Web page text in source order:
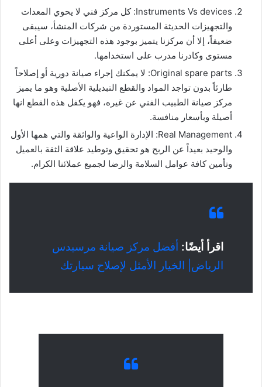
Instruments Vs devices: كل مركز فني لا يحوي المعدات
والتجهيزات الحديثة المستوردة من شركات المنشأ، سيبقى
ضعيفاً، إلا أن مركزنا يتميز بوجود هذه التجهيزات وعلى أعلى
مستوى وكادرنا مدرب على استخدامها.
Original spare parts: لا يمكنك إجراء صيانة دورية أو إصلاحاً
طارئاً بدون تواجد المواد والقطع التبديلية الأصلية وهو ما يميز
مركز صيانة الطبيب الفني عن غيره، فهو يكفل هذه القطع انها
أصيلة وبأسعار منافسة.
Real Management: الإدارة الواعية والواثقة والتي همها الأول
والوحيد بعيداً عن الربح هو تحقيق وتوطيد علاقة الثقة بالعميل
وتأمين كافة عوامل السلامة والرضا لجميع عملائنا الكرام.
اقرأ أيضًا: أفضل مركز صيانة مرسيدس
الرياض| الخيار الأمثل لإصلاح سيارتك